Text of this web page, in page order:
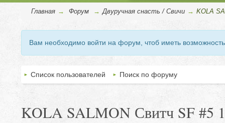
Главная → Форум → Двуручная снасть / Свичи → KOLA
Вам необходимо войти на форум, чтоб иметь
Список пользователей Поиск по форуму
KOLA SALMON Свитч SF #5